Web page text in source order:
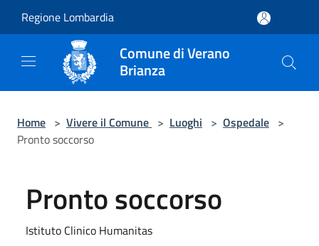
Regione Lombardia
Comune di Verano
Brianza
Home > Vivere il Comune > Luoghi > Ospedale >
Pronto soccorso
Pronto soccorso
Istituto Clinico Humanitas